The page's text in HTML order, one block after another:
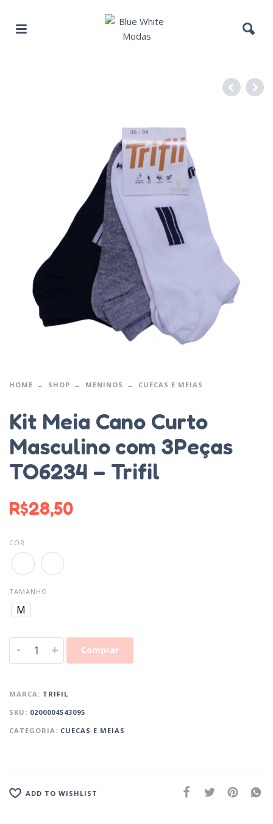
HOME SHOP MENINOS CUECAS E MEIAS
Kit Meia Cano Curto
Masculino com 3Peças
TO6234 – Trifil
R$28,50
COR
TAMANHO
M
- + Comprar
MARCA: TRIFIL
SKU: 0200004543095
CATEGORIA: CUECAS E MEIAS
ADD TO WISHLIST